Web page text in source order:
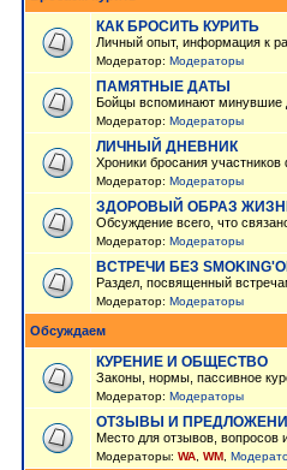
КАК БРОСИТЬ КУРИТЬ
Личный опыт, информация к
Модератор: Модераторы
ПАМЯТНЫЕ ДАТЫ
Бойцы вспоминают минувшие
Модератор: Модераторы
ЛИЧНЫЙ ДНЕВНИК
Хроники бросания
Модератор: Модераторы
ЗДОРОВЫЙ ОБРАЗ
Обсуждение всего, что
Модератор: Модераторы
ВСТРЕЧИ БЕЗ
Раздел, посвященный
Модератор: Модераторы
Обсуждаем
КУРЕНИЕ И ОБЩЕСТВО
Законы, нормы, пассивное
Модератор: Модераторы
ОТЗЫВЫ И
Место для отзывов, вопросов
Модераторы: WA WM